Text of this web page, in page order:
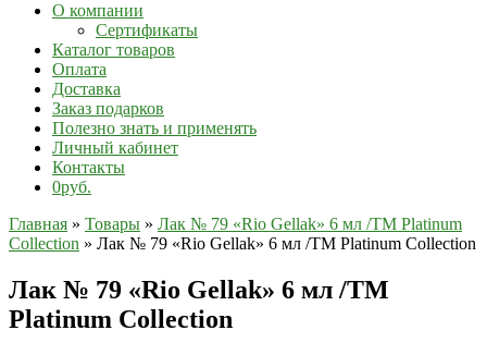
О компании
Сертификаты
Каталог товаров
Оплата
Доставка
Заказ подарков
Полезно знать и применять
Личный кабинет
Контакты
0руб.
Главная » Товары » Лак № 79 «Rio Gellak» 6 мл /ТМ Platinum
Collection » Лак № 79 «Rio Gellak» 6 мл /ТМ Platinum Collection
Лак № 79 «Rio Gellak» 6 мл /ТМ
Platinum Collection